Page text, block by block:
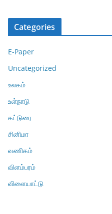
Categories
E-Paper
Uncategorized
உலகம்
உள்நாடு
கட்டுரை
சினிமா
வணிகம்
விளம்பரம்
விளையாட்டு